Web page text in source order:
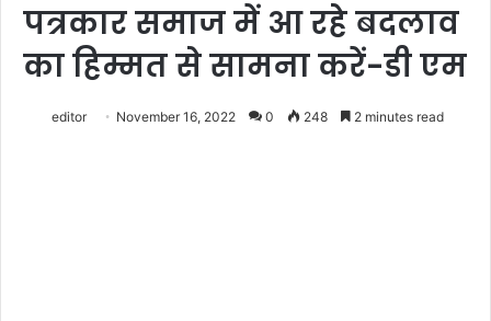
पत्रकार समाज में आ रहे बदलाव
का हिम्मत से सामना करें-डी एम
editor November 16, 2022 0 248 2 minutes read